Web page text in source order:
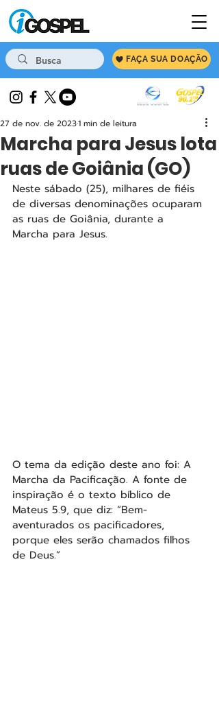
FAÇA SUA DOAÇÃO
Marcha para Jesus lota
ruas de Goiânia (GO)
27 de nov. de 20231 min de leitura
Neste sábado (25), milhares de fiéis
de diversas denominações ocuparam
as ruas de Goiânia, durante a
Marcha para Jesus.
O tema da edição deste ano foi: A
Marcha da Pacificação. A fonte de
inspiração é o texto bíblico de
Mateus 5.9, que diz: “Bem-
aventurados os pacificadores,
porque eles serão chamados filhos
de Deus.”